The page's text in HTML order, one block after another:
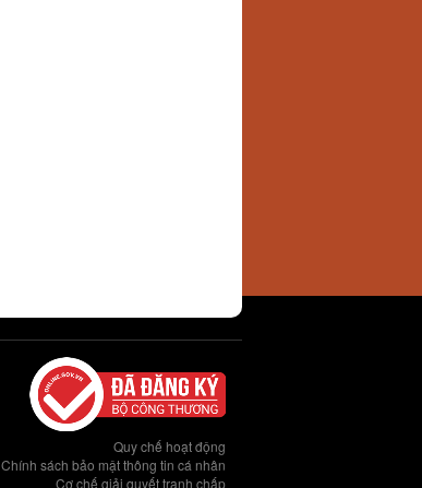
Quy chế hoạt động
Chính sách bảo mật thông tin cá nhân
Cơ chế giải quyết tranh chấp